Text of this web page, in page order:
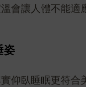
會讓人體不能適
姿
仰臥睡眠更符合